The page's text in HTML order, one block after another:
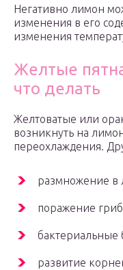
Негативно лимон
изменения в его
изменения
Желтые
что делать
Желтоватые или
возникнуть на
переохлаждения.
размножение в
поражение
бактериальные
развитие